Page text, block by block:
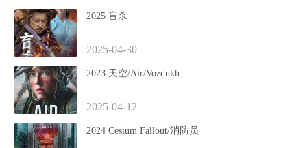
2025 盲杀
2025-04-30
2023 天空/Air/Vozdukh
2025-04-12
2024 Cesium Fallout/消防员